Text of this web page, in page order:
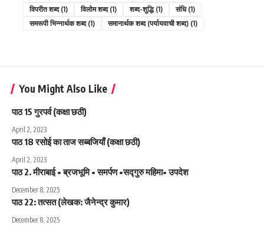
विपरीत शब्द(1) विलोम शब्द(1) शब्द-शुद्धि(1) संधि(1)
समरूपी भिन्नार्थक शब्द(1) समानार्थक शब्द (पर्यायवाची शब्द) (1)
You Might Also Like
पाठ 15 गुरपर्व (कक्षा छठी)
April 2, 2023
पाठ 18 रसोई का ताज सब्बजियाँ (कक्षा छठी)
April 2, 2023
पाठ 2. मीराबाई • ब्रजभूमि • समर्पण •सद्गुरु महिमा• उपदेश
December 8, 2025
पाठ 22: तत्सत (लेखक: जैनेन्द्र कुमार)
December 8, 2025